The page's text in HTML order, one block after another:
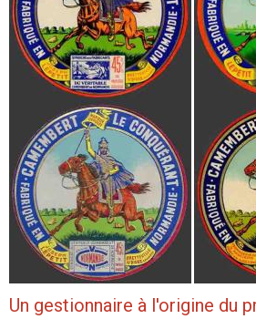
Un gestionnaire à l'origine du